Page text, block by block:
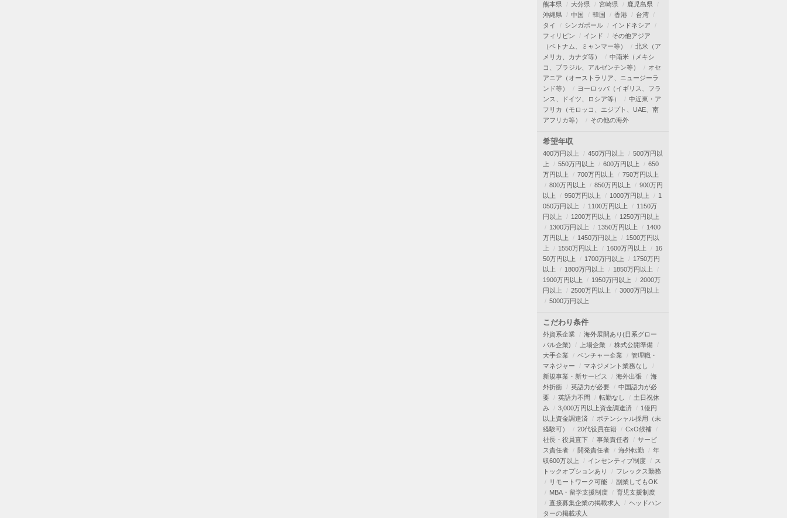
熊本県
大分県 宮崎県
鹿児島県
沖縄県
中国 韓国 香港
台湾
タイ
シンガポール
インドネシア
フィリピン
インド
その他アジア
（ベトナム、ミャンマー等）
北米（ア
メリカ、カナダ等）
中南米（メキシ
コ、ブラジル、アルゼンチン等）
オセ
アニア（オーストラリア、ニュージーラ
ンド等）
ヨーロッパ（イギリス、フラ
ンス、ドイツ、ロシア等）
中近東・ア
フリカ（モロッコ、エジプト、UAE、南
アフリカ等）
その他の海外
希望年収
400万円以上 450万円以上
500万円以
上
550万円以上 600万円以上
650
万円以上
700万円以上
750万円以上
800万円以上
850万円以上
900万円
以上
950万円以上 1000万円以上
1
050万円以上
1100万円以上
1150万
円以上
1200万円以上
1250万円以上
1300万円以上
1350万円以上
1400
万円以上
1450万円以上
1500万円以
上
1550万円以上 1600万円以上
16
50万円以上
1700万円以上
1750万円
以上
1800万円以上
1850万円以上
1900万円以上
1950万円以上
2000万
円以上
2500万円以上
3000万円以上
5000万円以上
こだわり条件
外資系企業
海外展開あり(日系グロー
バル企業)
上場企業
株式公開準備
大手企業
ベンチャー企業
管理職・
マネジャー
マネジメント業務なし
新規事業・新サービス
海外出張
海
外折衝
英語力が必要
中国語力が必
要
英語力不問 転勤なし
土日祝休
み
3,000万円以上資金調達済
1億円
以上資金調達済
ポテンシャル採用（未
経験可）
20代役員在籍
CxO候補
社長・役員直下
事業責任者
サービ
ス責任者
開発責任者 海外転勤
年
収600万以上
インセンティブ制度
ス
トックオプションあり
フレックス勤務
リモートワーク可能
副業してもOK
MBA・留学支援制度
育児支援制度
直接募集企業の掲載求人
ヘッドハン
ターの掲載求人